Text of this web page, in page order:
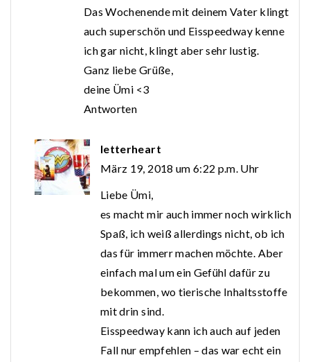
Das Wochenende mit deinem Vater klingt
auch superschön und Eisspeedway kenne
ich gar nicht, klingt aber sehr lustig.
Ganz liebe Grüße,
deine Ümi <3
Antworten
letterheart
März 19, 2018 um 6:22 p.m. Uhr
Liebe Ümi,
es macht mir auch immer noch wirklich
Spaß, ich weiß allerdings nicht, ob ich
das für immerr machen möchte. Aber
einfach mal um ein Gefühl dafür zu
bekommen, wo tierische Inhaltsstoffe
mit drin sind.
Eisspeedway kann ich auch auf jeden
Fall nur empfehlen – das war echt ein